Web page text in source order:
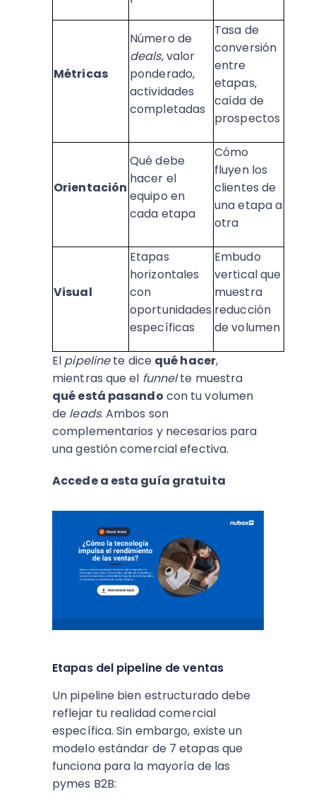
Métricas
Número de
deals, valor
ponderado,
actividades
completadas
Tasa de
conversión
entre
etapas,
caída de
prospectos
Orientación
Qué debe
hacer el
equipo en
cada etapa
Cómo
fluyen los
clientes de
una etapa a
otra
Visual
Etapas
horizontales
con
oportunidades
específicas
Embudo
vertical que
muestra
reducción
de volumen
El pipelinete dice qué hacer,
mientras que el funnelte muestra
qué está pasando con tu volumen
de leads. Ambos son
complementarios y necesarios para
una gestión comercial efectiva.
Accede a esta guía gratuita
Etapas del pipeline de ventas
Un pipeline bien estructurado debe
reflejar tu realidad comercial
específica. Sin embargo, existe un
modelo estándar de 7 etapas que
funciona para la mayoría de las
pymes B2B: